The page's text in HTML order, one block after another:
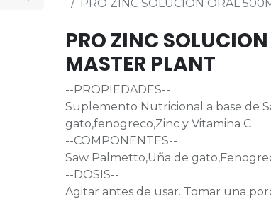
PRO ZINC SOLUCION ORAL
PRO ZINC
MASTER PLANT
--PROPIEDADES--
Suplemento Nutricional a base de
gato,fenogreco,Zinc y Vitamina C
--COMPONENTES--
Saw Palmetto,Uña de
--DOSIS--
Agitar antes de usar. Tomar una